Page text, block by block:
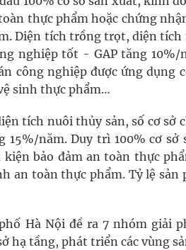
thực phẩm hoặc chứng
Diện tích trồng trọt, diện tích
nghiệp tốt - GAP tăng 10%/
công nghiệp được ứng dụng
sinh thực phẩm…
tích nuôi thủy sản, số cơ sở
năm. Duy trì 100% cơ sở
bảo đảm an toàn thực
an toàn thực phẩm. Tỷ lệ sản
Hà Nội đề ra 7 nhóm giải
hạ tầng, phát triển các vùng